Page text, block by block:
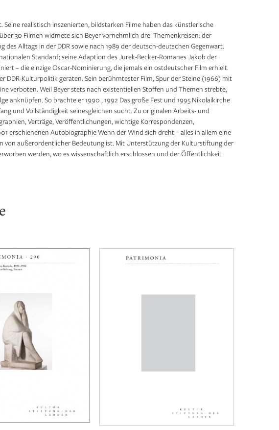
realistisch inszenierten, bildstarken Filme haben das künstlerische
30 Filmen widmete sich Beyer vornehmlich drei Themenkreisen: der
Alltags in der DDR sowie nach 1989 der deutsch-deutschen Gegenwart.
Standard; seine Adaption des Jurek-Becker-Romanes Jakob der
– die einzige Oscar-Nominierung, die jemals ein ostdeutscher Film erhielt.
Kulturpolitik geraten. Sein berühmtester Film, Spur der Steine (1966) mit
verboten. Weil Beyer stets nach existentiellen Stoffen und Themen strebte,
anknüpfen. So brachte er 1990 , 1992 Das große Fest und 1995 Nikolaikirche
und Vollständigkeit seinesgleichen sucht. Zu originalen Arbeits- und
Verträge, Veröffentlichungen, wichtige Korrespondenzen,
erschienenen Autobiographie Wenn der Wind sich dreht – alles in allem eine
von außerordentlicher Bedeutung ist. Mit Unterstützung der Kulturstiftung der
werden, wo es wissenschaftlich erschlossen und der Öffentlichkeit